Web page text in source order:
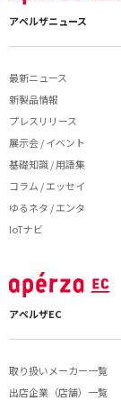
アペルザニュース
最新ニュース
新製品情報
プレスリリース
展示会 / イベント
基礎知識 / 用語集
コラム / エッセイ
ゆるネタ / エンタ
IoTナビ
アペルザEC
取り扱いメーカー一覧
出店企業（店舗）一覧